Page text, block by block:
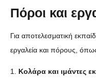
Πόροι και
Για αποτελεσματική
εργαλεία και πόρους,
1. Κολάρα και ιμάντες